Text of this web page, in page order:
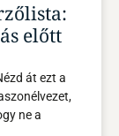
előtt
át ezt a
ne a